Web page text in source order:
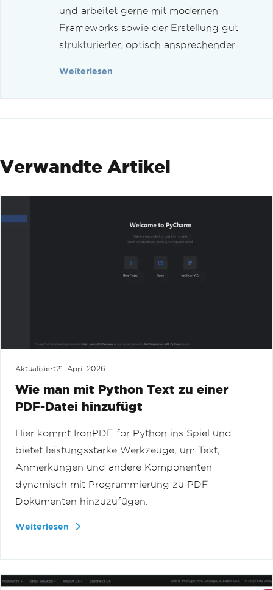
und arbeitet gerne mit modernen
Frameworks sowie der Erstellung gut
strukturierter, optisch ansprechender ...
Weiterlesen
Verwandte Artikel
Aktualisiert21. April 2026
Wie man mit Python Text zu einer
PDF-Datei hinzufügt
Hier kommt IronPDF for Python ins Spiel und
bietet leistungsstarke Werkzeuge, um Text,
Anmerkungen und andere Komponenten
dynamisch mit Programmierung zu PDF-
Dokumenten hinzuzufügen.
Weiterlesen